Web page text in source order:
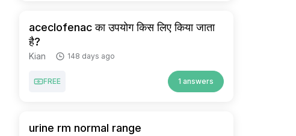
aceclofenac का उपयोग किस लिए किया जाता
है?
Kian 148 days ago
FREE 1 answers
urine rm normal range